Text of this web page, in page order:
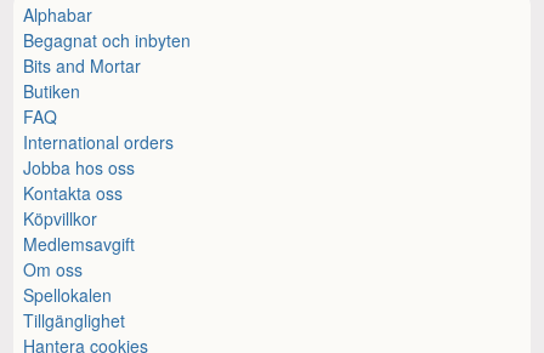
Alphabar
Begagnat och inbyten
Bits and Mortar
Butiken
FAQ
International orders
Jobba hos oss
Kontakta oss
Köpvillkor
Medlemsavgift
Om oss
Spellokalen
Tillgänglighet
Hantera cookies